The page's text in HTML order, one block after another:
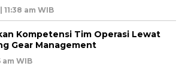
am WIB
Kompetensi Tim Operasi Lewat
Gear Management
am WIB